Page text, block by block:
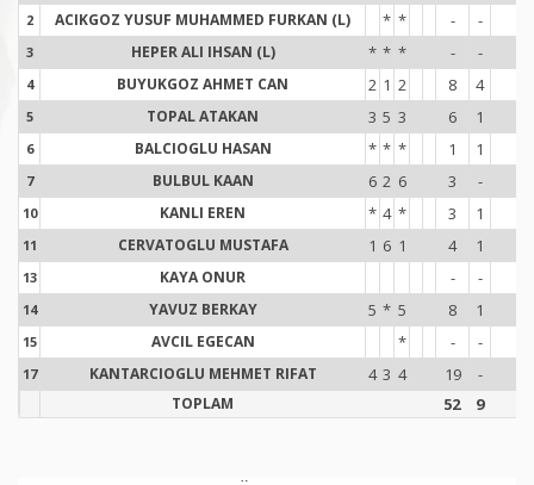
2 ACIKGOZ YUSUF MUHAMMED FURKAN (L) * * - -
3 HEPER ALI IHSAN (L) * * * - -
4 BUYUKGOZ AHMET CAN 2 1 2 8 4
5 TOPAL ATAKAN 3 5 3 6 1
6 BALCIOGLU HASAN * * * 1 1
7 BULBUL KAAN 6 2 6 3 -
10 KANLI EREN * 4 * 3 1
11 CERVATOGLU MUSTAFA 1 6 1 4 1
13 KAYA ONUR - -
14 YAVUZ BERKAY 5 * 5 8 1
15 AVCIL EGECAN * - -
17 KANTARCIOGLU MEHMET RIFAT 4 3 4 19 -
TOPLAM 52 9